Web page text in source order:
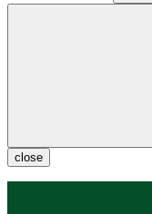
close